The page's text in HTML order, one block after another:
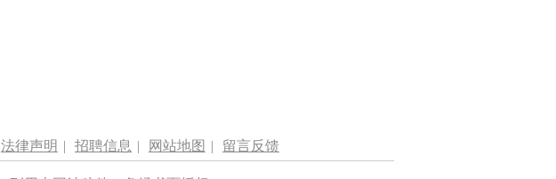
法律声明 | 招聘信息 | 网站地图 | 留言反馈